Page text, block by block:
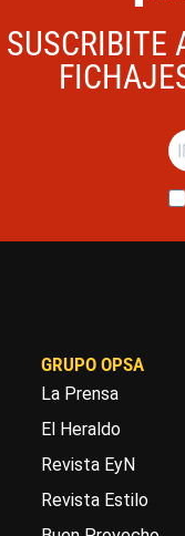
SUSCRIBITE
GRUPO OPSA
La Prensa
El Heraldo
Revista EyN
Revista Estilo